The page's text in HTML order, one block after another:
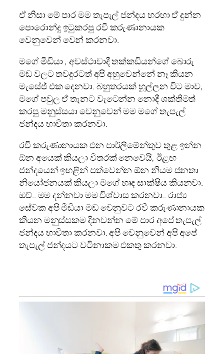
ඒ නිසා මේ පාර මම තැපැල් ජන්දය හරහා ඒ දුන්න
පොරොන්දු ඉටුකරපු රවී කරුණානායක
වෙනුවෙන් වෙන් කරනවා.
මගේ මීඩියා , අවස්ථාවාදී තක්කඩියන්ගේ බොරු
මඩ වලට තවදුරටත් අපි අහුවෙන්නේ නෑ කියන
මැසේජ් එක දෙනවා. බහුතරයක් හූල්ලන විට මාව,
මගේ පවුල ඒ තැනට වැටෙන්න නොදී ශක්තිමත්
කරපු මනුස්සයා වෙනුවෙන් මම මගේ තැපැල්
ජන්දය භාවිතා කරනවා.
රවී කරුණානායක එන පාර්ලිමේන්තුව තුළ ඉන්න
ඕන අයෙක් කියලා විතරක් නෙවෙයි, ඊළඟ
ජන්දයෙන් ඉහළින් පත්වෙන්න ඕන නියම ජනතා
නියෝජනයක් කියලා මගේ හෘද සාක්ෂිය කියනවා.
ඔව්.. මම දන්නවා මම විශ්වාස කරනවා.. රාජ්‍ය
සේවක අපි මීඩියා මඩ වෙනුවට රවී කරුණානායක
කියන මනුස්සකම දිනවන්න මේ පාර අපේ තැපැල්
ජන්දය භාවිතා කරනවා. අපි වෙනුවෙන් අපි අපේ
තැපැල් ජන්දයට වටිනාකම එකතු කරනවා.